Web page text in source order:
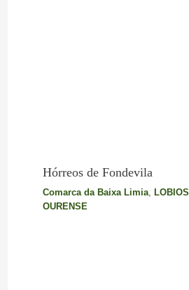
Hórreos de Fondevila
Comarca da Baixa Limia, LOBIOS
OURENSE